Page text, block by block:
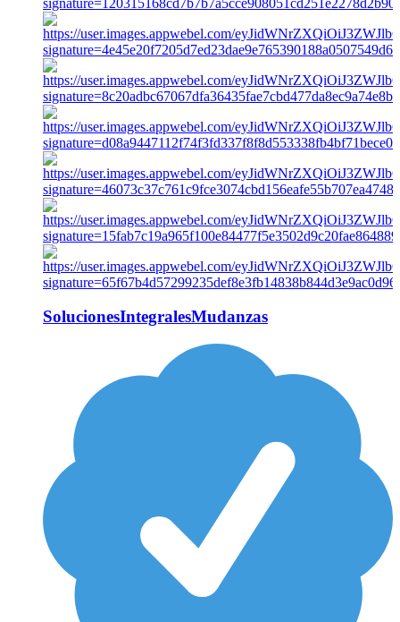
SolucionesIntegralesMudanzas